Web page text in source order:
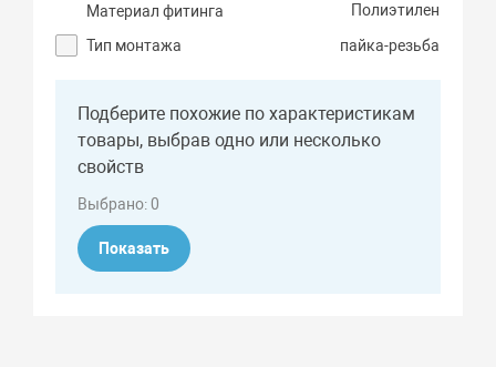
Материал фитинга
Полиэтилен
Тип монтажа
пайка-резьба
Подберите похожие по характеристикам
товары, выбрав одно или несколько
свойств
Выбрано:0
Показать